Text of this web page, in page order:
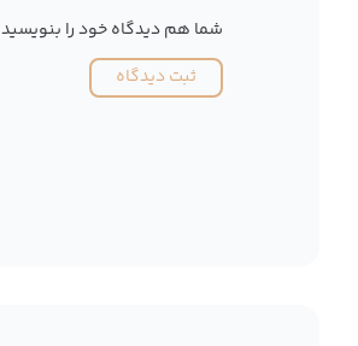
شما هم دیدگاه خود را بنویسید
ثبت دیدگاه